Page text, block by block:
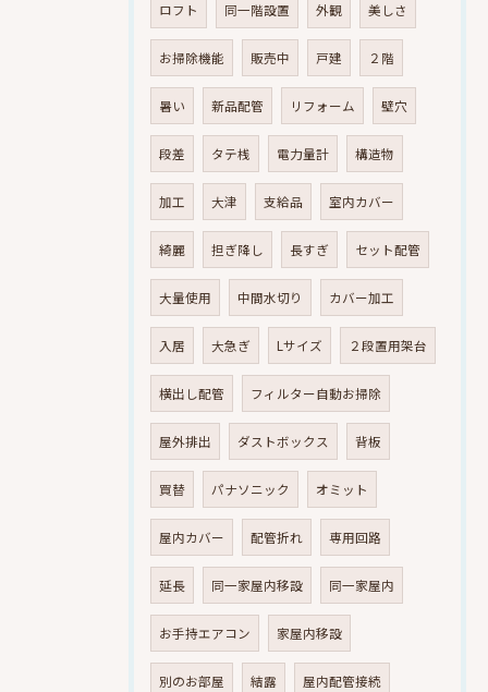
ロフト 同一階設置 外観 美しさ
お掃除機能 販売中 戸建 ２階
暑い 新品配管 リフォーム 壁穴
段差 タテ桟 電力量計 構造物
加工 大津 支給品 室内カバー
綺麗 担ぎ降し 長すぎ セット配管
大量使用 中間水切り カバー加工
入居 大急ぎ Lサイズ ２段置用架台
横出し配管 フィルター自動お掃除
屋外排出 ダストボックス 背板
買替 パナソニック オミット
屋内カバー 配管折れ 専用回路
延長 同一家屋内移設 同一家屋内
お手持エアコン 家屋内移設
別のお部屋 結露 屋内配管接続